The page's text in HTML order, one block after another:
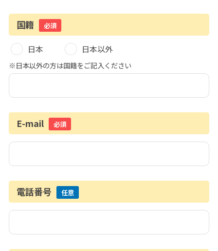
国籍 必須
日本 日本以外
※日本以外の方は国籍をご記入ください
E-mail 必須
電話番号 任意